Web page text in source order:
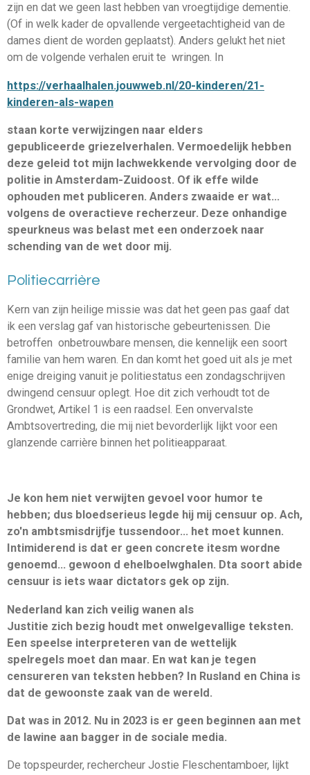
zijn en dat we geen last hebben van vroegtijdige dementie.
(Of in welk kader de opvallende vergeetachtigheid van de
dames dient de worden geplaatst). Anders gelukt het niet
om de volgende verhalen eruit te wringen. In
https://verhaalhalen.jouwweb.nl/20-kinderen/21-
kinderen-als-wapen
staan korte verwijzingen naar elders
gepubliceerde griezelverhalen. Vermoedelijk hebben
deze geleid tot mijn lachwekkende vervolging door de
politie in Amsterdam-Zuidoost. Of ik effe wilde
ophouden met publiceren. Anders zwaaide er wat...
volgens de overactieve recherzeur. Deze onhandige
speurkneus was belast met een onderzoek naar
schending van de wet door mij.
Politiecarrière
Kern van zijn heilige missie was dat het geen pas gaaf dat
ik een verslag gaf van historische gebeurtenissen. Die
betroffen onbetrouwbare mensen, die kennelijk een soort
familie van hem waren. En dan komt het goed uit als je met
enige dreiging vanuit je politiestatus een zondagschrijven
dwingend censuur oplegt. Hoe dit zich verhoudt tot de
Grondwet, Artikel 1 is een raadsel. Een onvervalste
Ambtsovertreding, die mij niet bevorderlijk lijkt voor een
glanzende carrière binnen het politieapparaat.
Je kon hem niet verwijten gevoel voor humor te
hebben; dus bloedserieus legde hij mij censuur op. Ach,
zo'n ambtsmisdrijfje tussendoor... het moet kunnen.
Intimiderend is dat er geen concrete itesm wordne
genoemd... gewoon d ehelboelwghalen. Dta soort abide
censuur is iets waar dictators gek op zijn.
Nederland kan zich veilig wanen als
Justitie zich bezig houdt met onwelgevallige teksten.
Een speelse interpreteren van de wettelijk
spelregels moet dan maar. En wat kan je tegen
censureren van teksten hebben? In Rusland en China is
dat de gewoonste zaak van de wereld.
Dat was in 2012. Nu in 2023 is er geen beginnen aan met
de lawine aan bagger in de sociale media.
De topspeurder, rechercheur Jostie Fleschentamboer, lijkt